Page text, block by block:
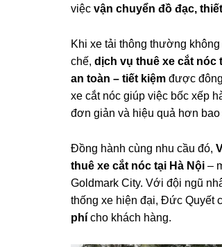
việc vận chuyển đồ đạc,
Khi xe tải thông thường
chế, dịch vụ thuê xe cắt nóc
an toàn – tiết kiệm được
xe cắt nóc giúp việc bốc xếp
đơn giản và hiệu quả hơn
Đồng hành cùng nhu cầu đó,
thuê xe cắt nóc tại Hà Nội –
Goldmark City. Với đội ngũ
thống xe hiện đại, Đức Quyết
phí cho khách hàng.